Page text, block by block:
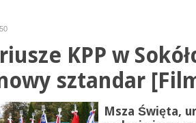
KPP w
sztandar
Msza Święta,